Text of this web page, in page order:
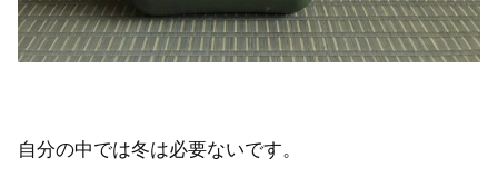
自分の中では冬は必要ないです。